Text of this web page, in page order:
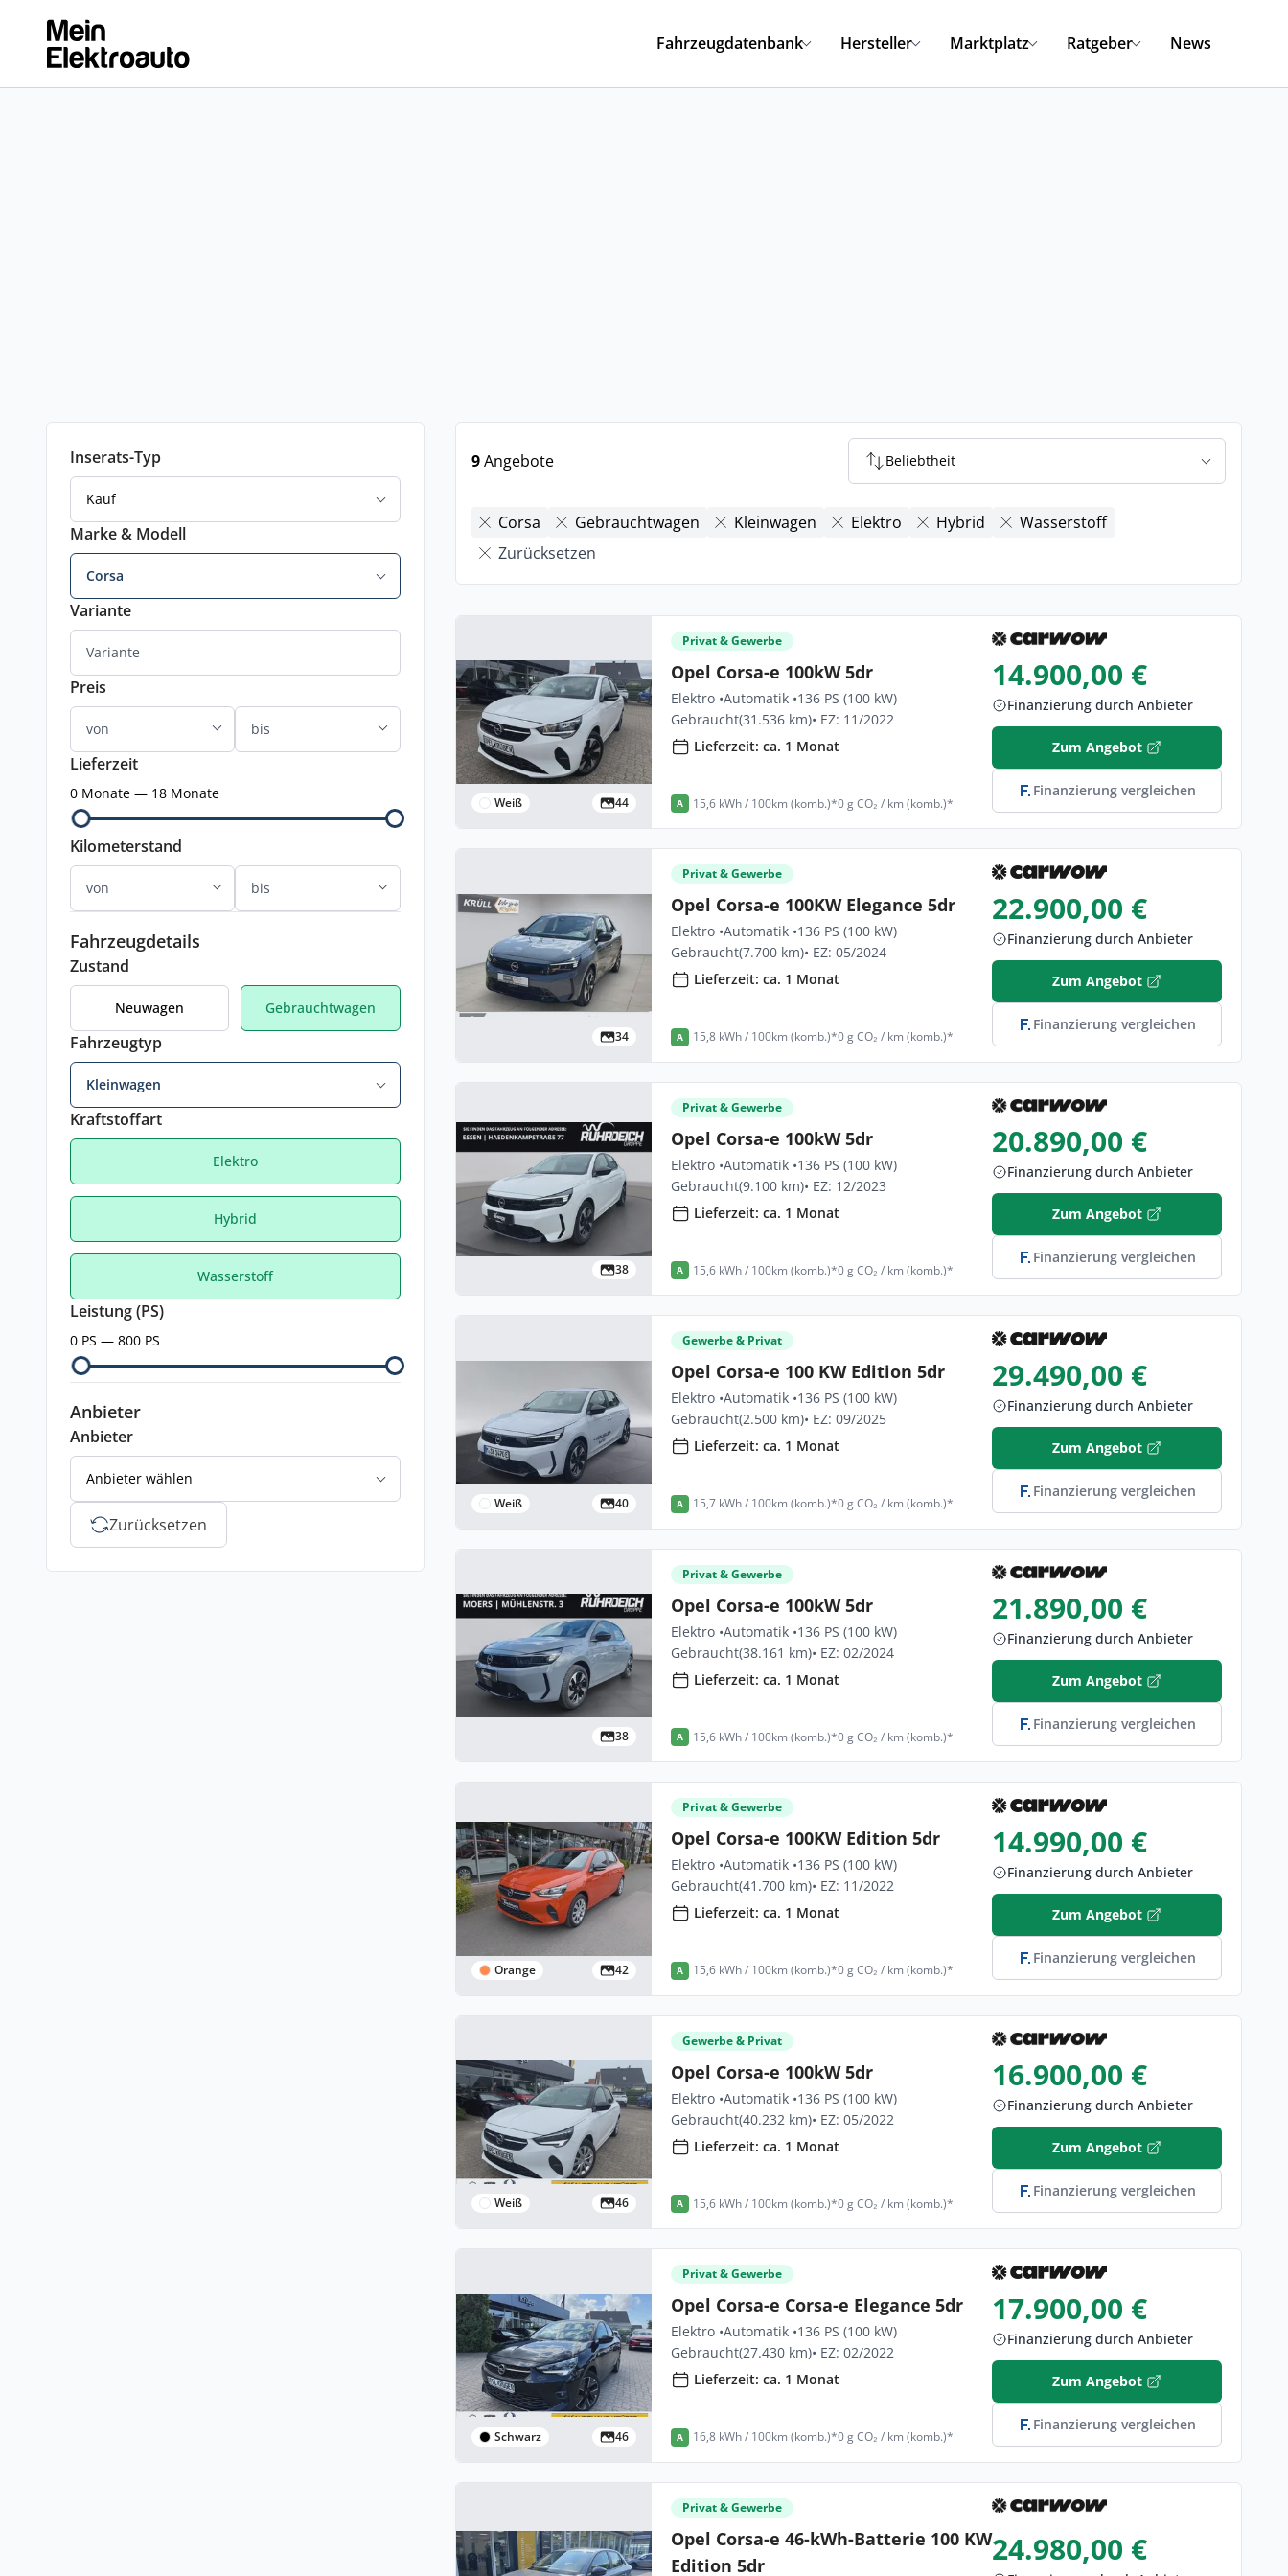
Fahrzeugdatenbank Hersteller Marktplatz Ratgeber News
Inserats-Typ
Kauf
Marke & Modell
Corsa
Variante
Preis
Lieferzeit
0 Monate — 18 Monate
Kilometerstand
Fahrzeugdetails
Zustand
Neuwagen Gebrauchtwagen
Fahrzeugtyp
Kleinwagen
Kraftstoffart
Elektro
Hybrid
Wasserstoff
Leistung (PS)
0 PS — 800 PS
Anbieter
Anbieter
Anbieter wählen
Zurücksetzen
9Angebote Beliebtheit
Corsa Gebrauchtwagen Kleinwagen Elektro Hybrid
Wasserstoff
Zurücksetzen
Weiß 44
Privat & Gewerbe
Opel Corsa-e 100kW 5dr
Elektro •Automatik •136 PS (100 kW)
Gebraucht(31.536 km)• EZ: 11/2022
Lieferzeit: ca. 1 Monat
A 15,6 kWh / 100km (komb.)*0 g CO₂ / km (komb.)*
14.900,00 €
Finanzierung durch Anbieter
Zum Angebot
Finanzierung vergleichen
34
Privat & Gewerbe
Opel Corsa-e 100KW Elegance 5dr
Elektro •Automatik •136 PS (100 kW)
Gebraucht(7.700 km)• EZ: 05/2024
Lieferzeit: ca. 1 Monat
A 15,8 kWh / 100km (komb.)*0 g CO₂ / km (komb.)*
22.900,00 €
Finanzierung durch Anbieter
Zum Angebot
Finanzierung vergleichen
38
Privat & Gewerbe
Opel Corsa-e 100kW 5dr
Elektro •Automatik •136 PS (100 kW)
Gebraucht(9.100 km)• EZ: 12/2023
Lieferzeit: ca. 1 Monat
A 15,6 kWh / 100km (komb.)*0 g CO₂ / km (komb.)*
20.890,00 €
Finanzierung durch Anbieter
Zum Angebot
Finanzierung vergleichen
Weiß 40
Gewerbe & Privat
Opel Corsa-e 100 KW Edition 5dr
Elektro •Automatik •136 PS (100 kW)
Gebraucht(2.500 km)• EZ: 09/2025
Lieferzeit: ca. 1 Monat
A 15,7 kWh / 100km (komb.)*0 g CO₂ / km (komb.)*
29.490,00 €
Finanzierung durch Anbieter
Zum Angebot
Finanzierung vergleichen
38
Privat & Gewerbe
Opel Corsa-e 100kW 5dr
Elektro •Automatik •136 PS (100 kW)
Gebraucht(38.161 km)• EZ: 02/2024
Lieferzeit: ca. 1 Monat
A 15,6 kWh / 100km (komb.)*0 g CO₂ / km (komb.)*
21.890,00 €
Finanzierung durch Anbieter
Zum Angebot
Finanzierung vergleichen
Orange 42
Privat & Gewerbe
Opel Corsa-e 100KW Edition 5dr
Elektro •Automatik •136 PS (100 kW)
Gebraucht(41.700 km)• EZ: 11/2022
Lieferzeit: ca. 1 Monat
A 15,6 kWh / 100km (komb.)*0 g CO₂ / km (komb.)*
14.990,00 €
Finanzierung durch Anbieter
Zum Angebot
Finanzierung vergleichen
Weiß 46
Gewerbe & Privat
Opel Corsa-e 100kW 5dr
Elektro •Automatik •136 PS (100 kW)
Gebraucht(40.232 km)• EZ: 05/2022
Lieferzeit: ca. 1 Monat
A 15,6 kWh / 100km (komb.)*0 g CO₂ / km (komb.)*
16.900,00 €
Finanzierung durch Anbieter
Zum Angebot
Finanzierung vergleichen
Schwarz 46
Privat & Gewerbe
Opel Corsa-e Corsa-e Elegance 5dr
Elektro •Automatik •136 PS (100 kW)
Gebraucht(27.430 km)• EZ: 02/2022
Lieferzeit: ca. 1 Monat
A 16,8 kWh / 100km (komb.)*0 g CO₂ / km (komb.)*
17.900,00 €
Finanzierung durch Anbieter
Zum Angebot
Finanzierung vergleichen
Privat & Gewerbe
Opel Corsa-e 46-kWh-Batterie 100 KW
Edition 5dr
24.980,00 €